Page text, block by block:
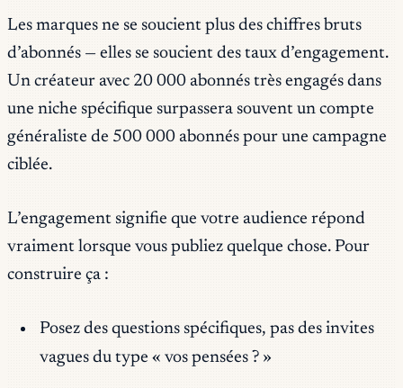
Les marques ne se soucient plus des chiffres bruts
d’abonnés — elles se soucient des taux d’engagement.
Un créateur avec 20 000 abonnés très engagés dans
une niche spécifique surpassera souvent un compte
généraliste de 500 000 abonnés pour une campagne
ciblée.
L’engagement signifie que votre audience répond
vraiment lorsque vous publiez quelque chose. Pour
construire ça :
Posez des questions spécifiques, pas des invites
vagues du type « vos pensées ? »